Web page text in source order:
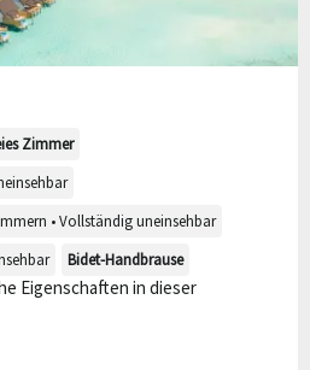
Zimmer
• Vollständig uneinsehbar
Bidet-Handbrause
Eigenschaften in dieser